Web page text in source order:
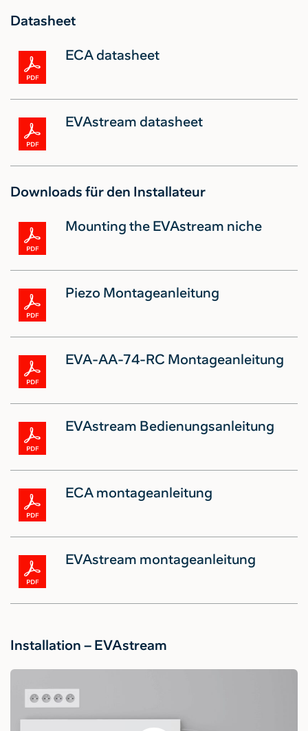
Datasheet
ECA datasheet
EVAstream datasheet
Downloads für den Installateur
Mounting the EVAstream niche
Piezo Montageanleitung
EVA-AA-74-RC Montageanleitung
EVAstream Bedienungsanleitung
ECA montageanleitung
EVAstream montageanleitung
Installation – EVAstream